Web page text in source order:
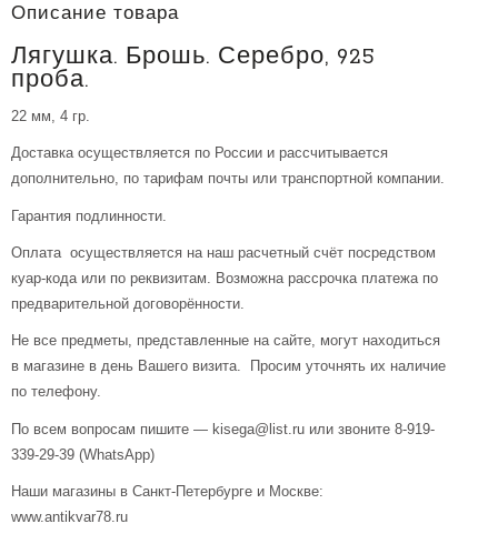
Описание товара
Лягушка. Брошь. Серебро, 925
проба.
22 мм, 4 гр.
Доставка осуществляется по России и рассчитывается
дополнительно, по тарифам почты или транспортной компании.
Гарантия подлинности.
Оплата осуществляется на наш расчетный счёт посредством
куар-кода или по реквизитам. Возможна рассрочка платежа по
предварительной договорённости.
Не все предметы, представленные на сайте, могут находиться
в магазине в день Вашего визита. Просим уточнять их наличие
по телефону.
По всем вопросам пишите — kisega@list.ru или звоните 8-919-
339-29-39 (WhatsApp)
Наши магазины в Санкт-Петербурге и Москве:
www.antikvar78.ru